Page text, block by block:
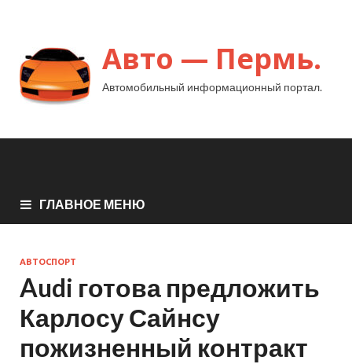
Авто — Пермь.
Автомобильный информационный портал.
ГЛАВНОЕ МЕНЮ
АВТОСПОРТ
Audi готова предложить
Карлосу Сайнсу
пожизненный контракт